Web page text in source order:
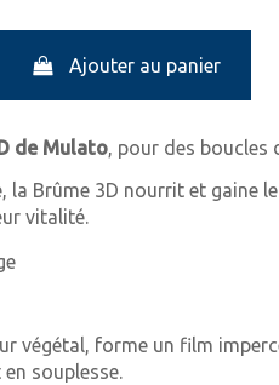
Ajouter au panier
de Mulato, pour des boucles
la Brûme 3D nourrit et gaine
vitalité.
végétal, forme un film
souplesse.